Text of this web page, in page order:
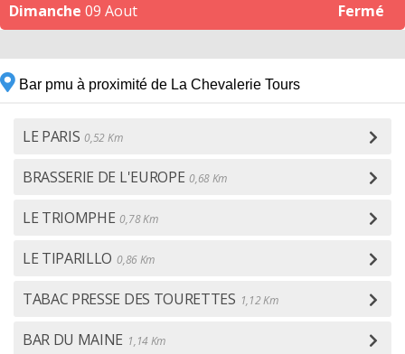
Dimanche 09 Aout Fermé
Bar pmu à proximité de La Chevalerie Tours
LE PARIS 0,52 Km
BRASSERIE DE L'EUROPE 0,68 Km
LE TRIOMPHE 0,78 Km
LE TIPARILLO 0,86 Km
TABAC PRESSE DES TOURETTES 1,12 Km
BAR DU MAINE 1,14 Km